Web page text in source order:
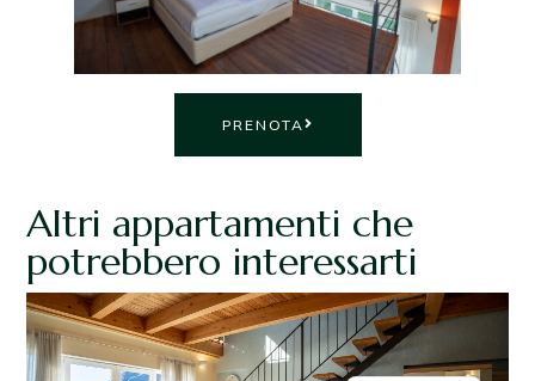
PRENOTA
Altri appartamenti che
potrebbero interessarti
German